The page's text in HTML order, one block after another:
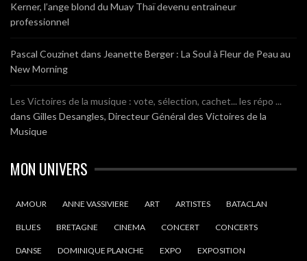
Kerner, l’ange blond du Muay Thaï devenu entraineur
professionnel
Pascal Couzinet dans Jeanette Berger : La Soul à Fleur de Peau au
New Morning
Les Victoires de la musique : vote, sélection, cachet... les répo ...
dans Gilles Desangles, Directeur Général des Victoires de la
Musique
MON UNIVERS
AMOUR ANNE VASSIVIERE ART ARTISTES BATACLAN
BLUES BRETAGNE CINEMA CONCERT CONCERTS
DANSE DOMINIQUE PLANCHE EXPO EXPOSITION